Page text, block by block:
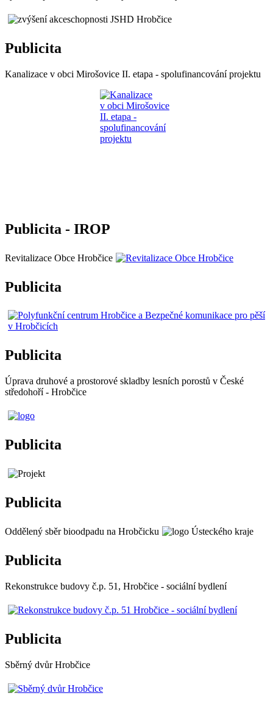
Publicita
Kanalizace v obci Mirošovice II. etapa - spolufinancování projektu
Publicita - IROP
Revitalizace Obce Hrobčice
Publicita
Publicita
Úprava druhové a prostorové skladby lesních porostů v České
středohoří - Hrobčice
Publicita
Publicita
Oddělený sběr bioodpadu na Hrobčicku
Publicita
Rekonstrukce budovy č.p. 51, Hrobčice - sociální bydlení
Publicita
Sběrný dvůr Hrobčice